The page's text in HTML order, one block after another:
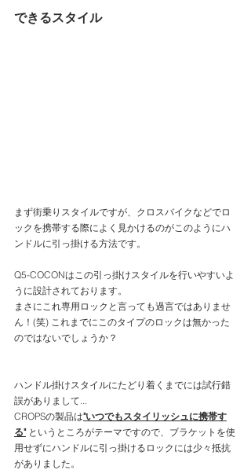
できるスタイル
まず街乗りスタイルですが、クロスバイクなどでロ
ックを携帯する際によく見かけるのがこのようにハ
ンドルに引っ掛ける方法です。
Q5-COCONはこの引っ掛けスタイルを行いやすいよ
うに設計されております。
まさにこれ専用ロックと言っても過言ではありませ
ん！(笑) これまでにこのタイプのロックは無かった
のではないでしょうか？
ハンドル掛けスタイルにたどり着くまでには試行錯
誤がありまして...
CROPSの製品は"いつでもスタイリッシュに携帯す
る" というところがテーマですので、ブラケットを使
用せずにハンドルに引っ掛けるロックには少々抵抗
がありました。